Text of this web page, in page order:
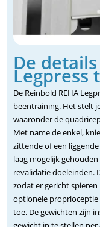
De
Legpress
De Reinbold REHA
beentraining. Het stelt
waaronder de
Met name de enkel,
zittende of een
laag mogelijk
revalidatie doeleinden.
zodat er gericht
optionele proprioceptie
toe. De gewichten zijn